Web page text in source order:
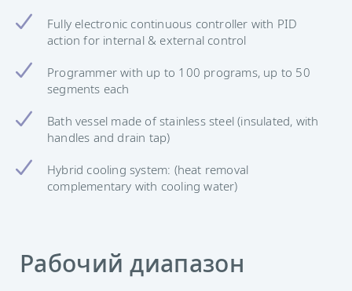
Fully electronic continuous controller with PID
action for internal & external control
Programmer with up to 100 programs, up to 50
segments each
Bath vessel made of stainless steel (insulated, with
handles and drain tap)
Hybrid cooling system: (heat removal
complementary with cooling water)
Рабочий диапазон